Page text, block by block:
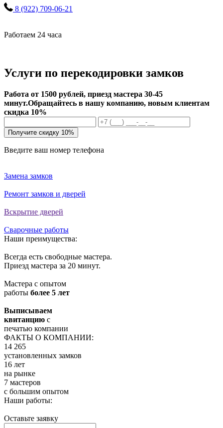
8 (922) 709-06-21
Работаем 24 часа
Услуги по перекодировки замков
Работа от 1500 рублей, приезд мастера 30-45
минут.Обращайтесь в нашу компанию, новым клиентам
скидка 10%
Получите скидку 10%
Введите ваш номер телефона
Замена замков
Ремонт замков и дверей
Вскрытие дверей
Сварочные работы
Наши преимущества:
Всегда есть свободные мастера.
Приезд мастера за 20 минут.
Мастера с опытом
работы более 5 лет
Выписываем
квитанцию с
печатью компании
ФАКТЫ О КОМПАНИИ:
14 265
установленных замков
16 лет
на рынке
7 мастеров
с большим опытом
Наши работы:
Оставьте заявку